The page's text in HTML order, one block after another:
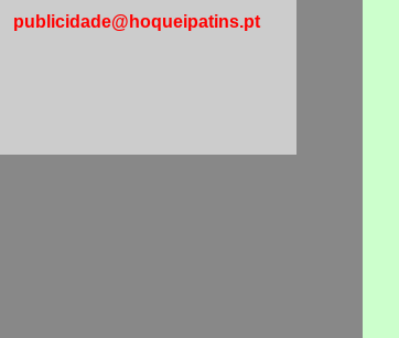
publicidade@hoqueipatins.pt